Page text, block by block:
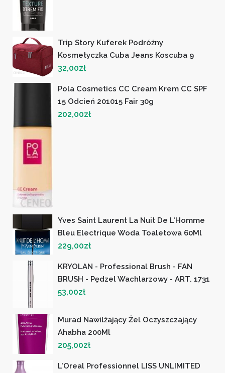
Trip Story Kuferek Podróżny
Kosmetyczka Cuba Jeans Koscuba 9
32,00zł
Pola Cosmetics CC Cream Krem CC SPF
15 Odcień 201015 Fair 30g
202,00zł
Yves Saint Laurent La Nuit De L'Homme
Bleu Electrique Woda Toaletowa 60Ml
229,00zł
KRYOLAN - Professional Brush - FAN
BRUSH - Pędzel Wachlarzowy - ART. 1731
53,00zł
Murad Nawilżający Żel Oczyszczający
Ahabha 200Ml
205,00zł
L'Oreal Professionnel LISS UNLIMITED